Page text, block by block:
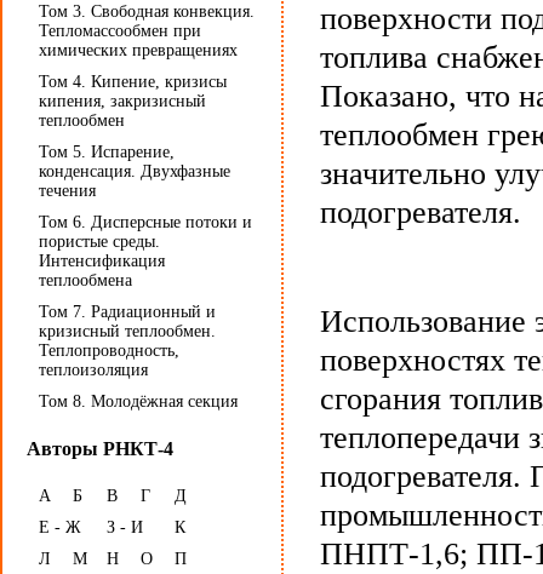
Том 3. Свободная конвекция.
Тепломассообмен при
химических превращениях
Том 4. Кипение, кризисы
кипения, закризисный
теплообмен
Том 5. Испарение,
конденсация. Двухфазные
течения
Том 6. Дисперсные потоки и
пористые среды.
Интенсификация
теплообмена
Том 7. Радиационный и
кризисный теплообмен.
Теплопроводность,
теплоизоляция
Том 8. Молодёжная секция
Авторы РНКТ-4
А Б В Г
Д
Е - Ж
З - И
К
Л
М Н О
П
поверхности
топлива
Показано, что
теплообмен
значительно
подогревателя.
Использование
поверхностях
сгорания
теплопередачи
ПНПТ-1,6; ПП-